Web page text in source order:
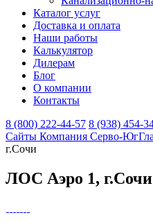
Каталог услуг
Доставка и оплата
Наши работы
Калькулятор
Дилерам
Блог
О компании
Контакты
8 (800) 222-44-57 8 (938) 454-
Сайты Компания Серво-Юг
г.Сочи
ЛОС Аэро 1, г.Сочи